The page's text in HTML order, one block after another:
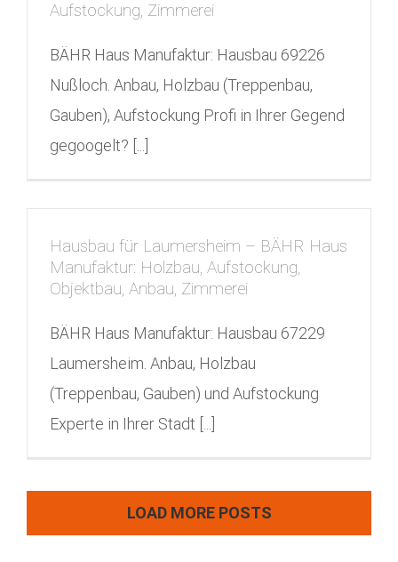
Aufstockung, Zimmerei
BÄHR Haus Manufaktur: Hausbau 69226
Nußloch. Anbau, Holzbau (Treppenbau,
Gauben), Aufstockung Profi in Ihrer Gegend
gegoogelt? [...]
Hausbau für Laumersheim – BÄHR Haus
Manufaktur: Holzbau, Aufstockung,
Objektbau, Anbau, Zimmerei
BÄHR Haus Manufaktur: Hausbau 67229
Laumersheim. Anbau, Holzbau
(Treppenbau, Gauben) und Aufstockung
Experte in Ihrer Stadt [...]
LOAD MORE POSTS